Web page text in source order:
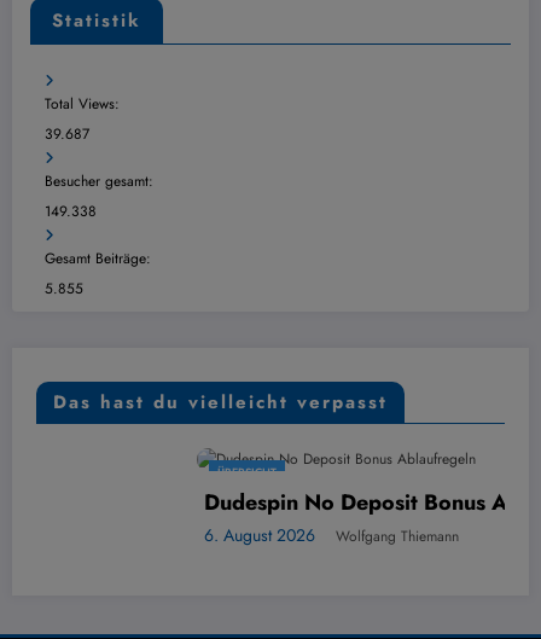
Statistik
Total Views:
39.687
Besucher gesamt:
149.338
Gesamt Beiträge:
5.855
Das hast du vielleicht verpasst
Dudespin No Deposit Bonus Ablaufregeln
Wolfgang Thiemann